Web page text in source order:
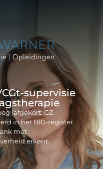
supervisie
(afgekort: GZ-
in het BIG-register.
met
erkent.